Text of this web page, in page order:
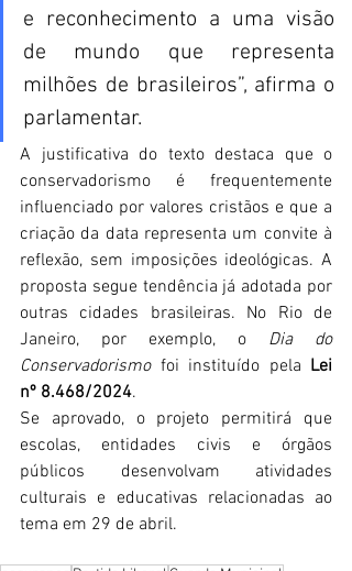
e reconhecimento a uma visão
de mundo que representa
milhões de brasileiros”, afirma o
parlamentar.
A justificativa do texto destaca que o
conservadorismo é frequentemente
influenciado por valores cristãos e que a
criação da data representa um convite à
reflexão, sem imposições ideológicas. A
proposta segue tendência já adotada por
outras cidades brasileiras. No Rio de
Janeiro, por exemplo, o Dia do
Conservadorismo foi instituído pela Lei
nº 8.468/2024.
Se aprovado, o projeto permitirá que
escolas, entidades civis e órgãos
públicos desenvolvam atividades
culturais e educativas relacionadas ao
tema em 29 de abril.